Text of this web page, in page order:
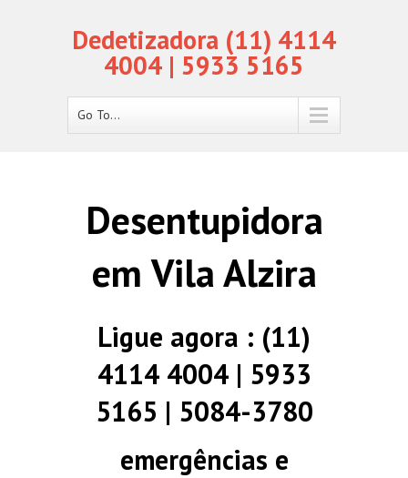
Dedetizadora (11) 4114
4004 | 5933 5165
Go To...
Desentupidora
em Vila Alzira
Ligue agora : (11)
4114 4004 | 5933
5165 | 5084-3780
emergências e